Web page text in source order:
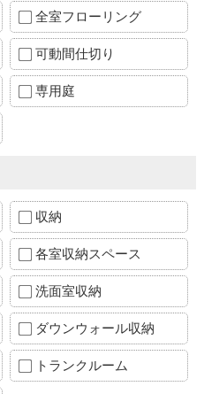
全室フローリング
可動間仕切り
専用庭
収納
各室収納スペース
洗面室収納
ダウンウォール収納
トランクルーム